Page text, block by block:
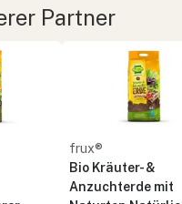
Partner
frux®
Bio Kräuter- &
Anzuchterde mit